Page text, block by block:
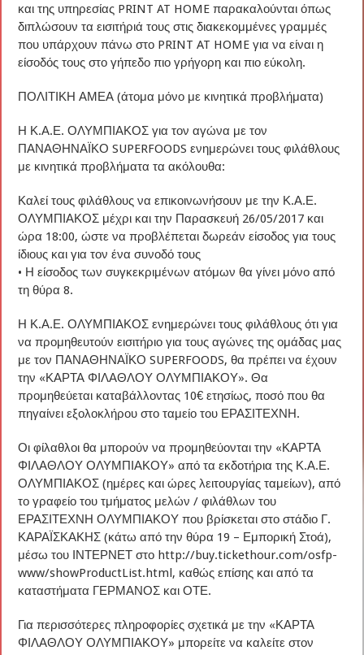
και της υπηρεσίας PRINT AT HOME παρακαλούνται όπως
διπλώσουν τα εισιτήριά τους στις διακεκομμένες γραμμές
που υπάρχουν πάνω στο PRINT AT HOME για να είναι η
είσοδός τους στο γήπεδο πιο γρήγορη και πιο εύκολη.
ΠΟΛΙΤΙΚΗ ΑΜΕΑ (άτομα μόνο με κινητικά προβλήματα)
Η Κ.Α.Ε. ΟΛΥΜΠΙΑΚΟΣ για τον αγώνα με τον
ΠΑΝΑΘΗΝΑΪΚΟ SUPERFOODS ενημερώνει τους φιλάθλους
με κινητικά προβλήματα τα ακόλουθα:
Καλεί τους φιλάθλους να επικοινωνήσουν με την Κ.Α.Ε.
ΟΛΥΜΠΙΑΚΟΣ μέχρι και την Παρασκευή 26/05/2017 και
ώρα 18:00, ώστε να προβλέπεται δωρεάν είσοδος για τους
ίδιους και για τον ένα συνοδό τους
• Η είσοδος των συγκεκριμένων ατόμων θα γίνει μόνο από
τη θύρα 8.
Η Κ.Α.Ε. ΟΛΥΜΠΙΑΚΟΣ ενημερώνει τους φιλάθλους ότι για
να προμηθευτούν εισιτήριο για τους αγώνες της ομάδας μας
με τον ΠΑΝΑΘΗΝΑΪΚΟ SUPERFOODS, θα πρέπει να έχουν
την «ΚΑΡΤΑ ΦΙΛΑΘΛΟΥ ΟΛΥΜΠΙΑΚΟΥ». Θα
προμηθεύεται καταβάλλοντας 10€ ετησίως, ποσό που θα
πηγαίνει εξολοκλήρου στο ταμείο του ΕΡΑΣΙΤΕΧΝΗ.
Οι φίλαθλοι θα μπορούν να προμηθεύονται την «ΚΑΡΤΑ
ΦΙΛΑΘΛΟΥ ΟΛΥΜΠΙΑΚΟΥ» από τα εκδοτήρια της Κ.Α.Ε.
ΟΛΥΜΠΙΑΚΟΣ (ημέρες και ώρες λειτουργίας ταμείων), από
το γραφείο του τμήματος μελών / φιλάθλων του
ΕΡΑΣΙΤΕΧΝΗ ΟΛΥΜΠΙΑΚΟΥ που βρίσκεται στο στάδιο Γ.
ΚΑΡΑΪΣΚΑΚΗΣ (κάτω από την θύρα 19 – Εμπορική Στοά),
μέσω του ΙΝΤΕΡΝΕΤ στο http://buy.tickethour.com/osfp-
www/showProductList.html, καθώς επίσης και από τα
καταστήματα ΓΕΡΜΑΝΟΣ και ΟΤΕ.
Για περισσότερες πληροφορίες σχετικά με την «ΚΑΡΤΑ
ΦΙΛΑΘΛΟΥ ΟΛΥΜΠΙΑΚΟΥ» μπορείτε να καλείτε στον